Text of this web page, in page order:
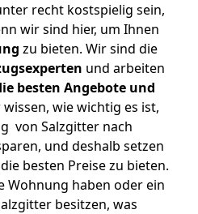
recht kostspielig sein,
wir sind hier, um Ihnen
zu bieten. Wir sind die
und arbeiten
besten Angebote und
wie wichtig es ist,
von Salzgitter nach
und deshalb setzen
besten Preise zu bieten.
Wohnung haben oder ein
besitzen, was